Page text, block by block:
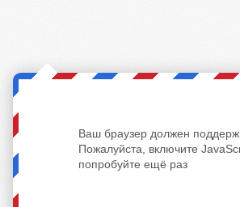
Ваш браузер должен
Пожалуйста, включите
попробуйте ещё раз